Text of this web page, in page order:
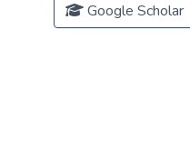
Google Scholar